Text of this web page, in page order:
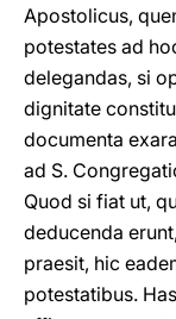
Apostolicus,
potestates ad
delegandas, si
dignitate
documenta
ad S.
Quod si fiat ut,
deducenda
praesit, hic
potestatibus.